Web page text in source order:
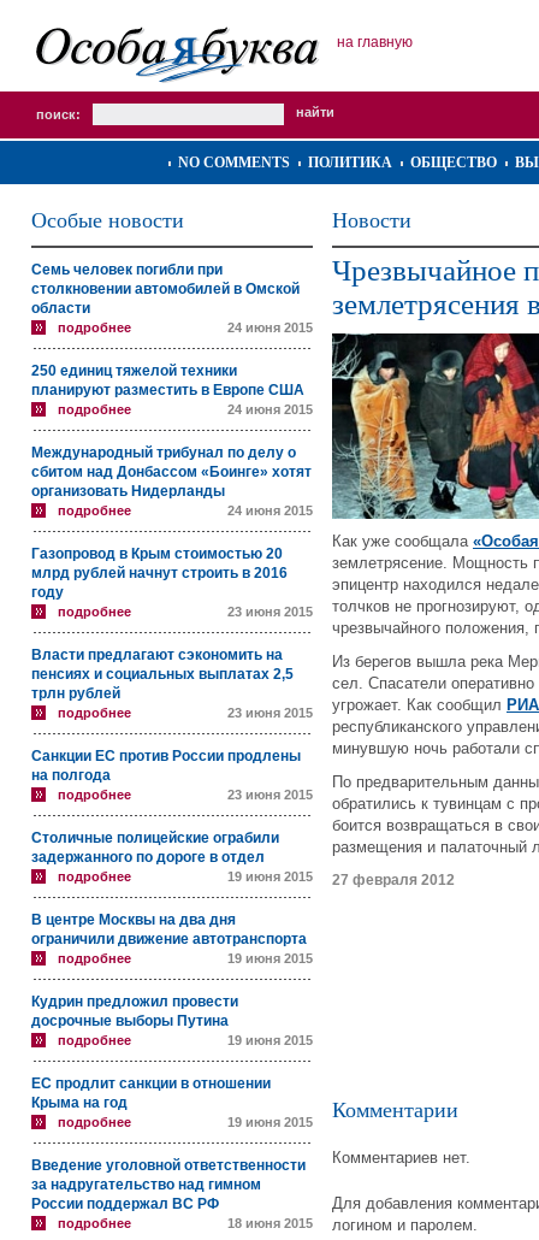
на главную
поиск:
NO COMMENTS ПОЛИТИКА ОБЩЕСТВО
Особые новости
Семь человек погибли при
столкновении автомобилей в Омской
области
подробнее 24 июня 2015
250 единиц тяжелой техники
планируют разместить в Европе США
подробнее 24 июня 2015
Международный трибунал по делу о
сбитом над Донбассом «Боинге» хотят
организовать Нидерланды
подробнее 24 июня 2015
Газопровод в Крым стоимостью 20
млрд рублей начнут строить в 2016
году
подробнее 23 июня 2015
Власти предлагают сэкономить на
пенсиях и социальных выплатах 2,5
трлн рублей
подробнее 23 июня 2015
Санкции ЕС против России продлены
на полгода
подробнее 23 июня 2015
Столичные полицейские ограбили
задержанного по дороге в отдел
подробнее 19 июня 2015
В центре Москвы на два дня
ограничили движение автотранспорта
подробнее 19 июня 2015
Кудрин предложил провести
досрочные выборы Путина
подробнее 19 июня 2015
ЕС продлит санкции в отношении
Крыма на год
подробнее 19 июня 2015
Введение уголовной ответственности
за надругательство над гимном
России поддержал ВС РФ
подробнее 18 июня 2015
Новости
Чрезвычайное
землетрясения
Как уже сообщала
землетрясение. Мощность
эпицентр находился
толчков не прогнозируют,
чрезвычайного положения,
Из берегов вышла река
сел. Спасатели
угрожает. Как сообщил
республиканского
минувшую ночь работали
По предварительным
обратились к тувинцам с
боится возвращаться в
размещения и палаточный
27 февраля 2012
Комментарии
Комментариев нет.
Для добавления
логином и паролем.